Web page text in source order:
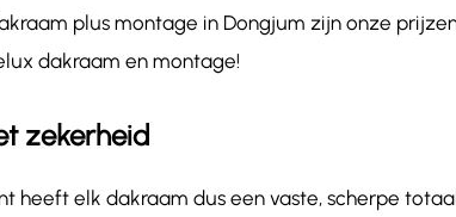
plus montage in Dongjum zijn onze
dakraam en montage!
zekerheid
heeft elk dakraam dus een vaste, scherpe